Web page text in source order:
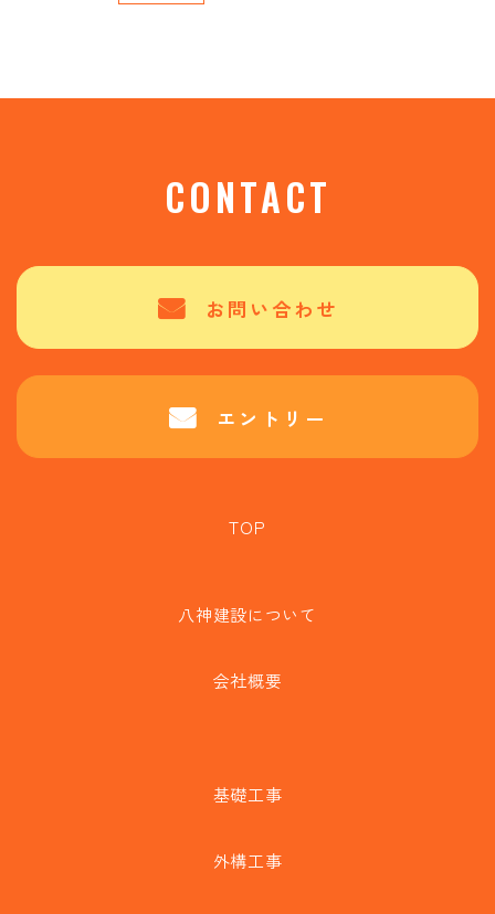
CONTACT
お問い合わせ
エントリー
TOP
八神建設について
会社概要
基礎工事
外構工事